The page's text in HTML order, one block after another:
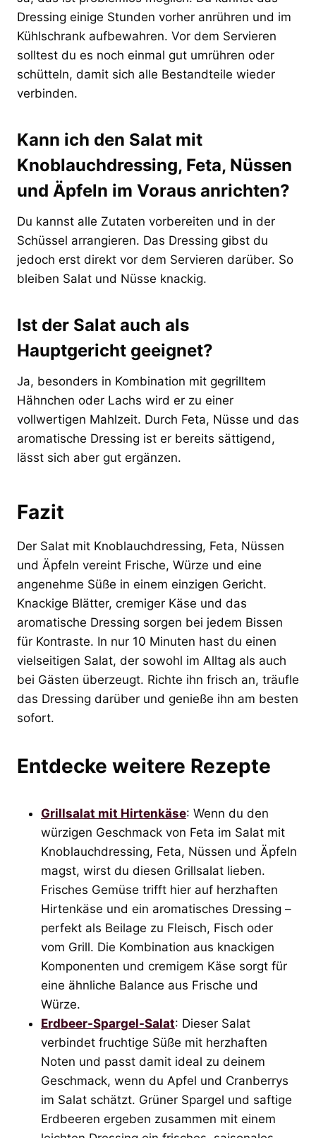
Dressing einige Stunden vorher anrühren und im
Kühlschrank aufbewahren. Vor dem Servieren
solltest du es noch einmal gut umrühren oder
schütteln, damit sich alle Bestandteile wieder
verbinden.
Kann ich den Salat mit
Knoblauchdressing, Feta, Nüssen
und Äpfeln im Voraus anrichten?
Du kannst alle Zutaten vorbereiten und in der
Schüssel arrangieren. Das Dressing gibst du
jedoch erst direkt vor dem Servieren darüber. So
bleiben Salat und Nüsse knackig.
Ist der Salat auch als
Hauptgericht geeignet?
Ja, besonders in Kombination mit gegrilltem
Hähnchen oder Lachs wird er zu einer
vollwertigen Mahlzeit. Durch Feta, Nüsse und das
aromatische Dressing ist er bereits sättigend,
lässt sich aber gut ergänzen.
Fazit
Der Salat mit Knoblauchdressing, Feta, Nüssen
und Äpfeln vereint Frische, Würze und eine
angenehme Süße in einem einzigen Gericht.
Knackige Blätter, cremiger Käse und das
aromatische Dressing sorgen bei jedem Bissen
für Kontraste. In nur 10 Minuten hast du einen
vielseitigen Salat, der sowohl im Alltag als auch
bei Gästen überzeugt. Richte ihn frisch an, träufle
das Dressing darüber und genieße ihn am besten
sofort.
Entdecke weitere Rezepte
Grillsalat mit Hirtenkäse: Wenn du den
würzigen Geschmack von Feta im Salat mit
Knoblauchdressing, Feta, Nüssen und Äpfeln
magst, wirst du diesen Grillsalat lieben.
Frisches Gemüse trifft hier auf herzhaften
Hirtenkäse und ein aromatisches Dressing –
perfekt als Beilage zu Fleisch, Fisch oder
vom Grill. Die Kombination aus knackigen
Komponenten und cremigem Käse sorgt für
eine ähnliche Balance aus Frische und
Würze.
Erdbeer-Spargel-Salat: Dieser Salat
verbindet fruchtige Süße mit herzhaften
Noten und passt damit ideal zu deinem
Geschmack, wenn du Apfel und Cranberrys
im Salat schätzt. Grüner Spargel und saftige
Erdbeeren ergeben zusammen mit einem